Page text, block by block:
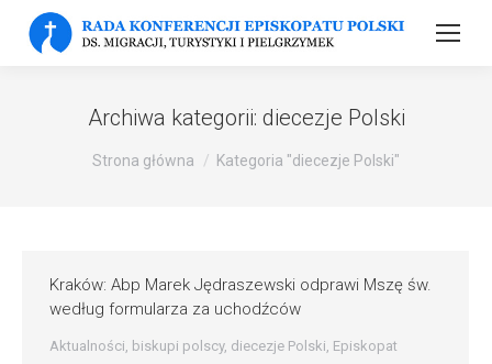
Archiwa kategorii: diecezje Polski
Strona główna Kategoria "diecezje Polski"
Kraków: Abp Marek Jędraszewski odprawi Mszę św.
według formularza za uchodźców
Aktualności, biskupi polscy, diecezje Polski, Episkopat